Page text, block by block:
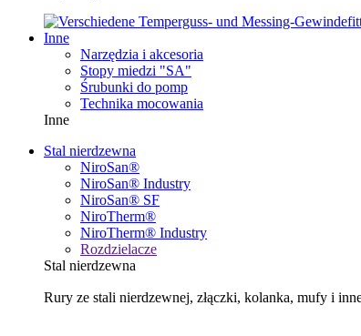
Inne
Narzędzia i akcesoria
Stopy miedzi "SA"
Śrubunki do pomp
Technika mocowania
Inne
Stal nierdzewna
NiroSan®
NiroSan® Industry
NiroSan® SF
NiroTherm®
NiroTherm® Industry
Rozdzielacze
Stal nierdzewna
Rury ze stali nierdzewnej, złączki, kolanka, mufy i